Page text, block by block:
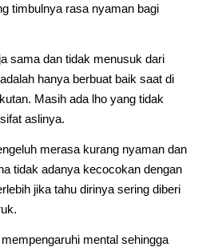
timbulnya rasa nyaman bagi
sama dan tidak menusuk dari
hanya berbuat baik saat di
Masih ada lho yang tidak
aslinya.
merasa kurang nyaman dan
tidak adanya kecocokan dengan
jika tahu dirinya sering diberi
mental sehingga